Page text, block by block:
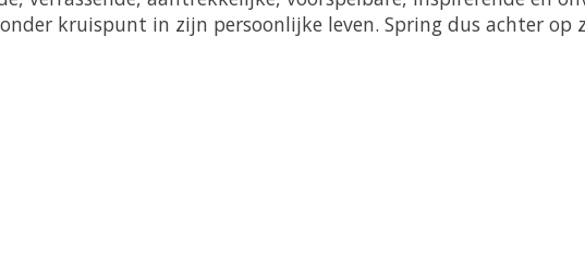
kruispunt in zijn persoonlijke leven. Spring dus achter op